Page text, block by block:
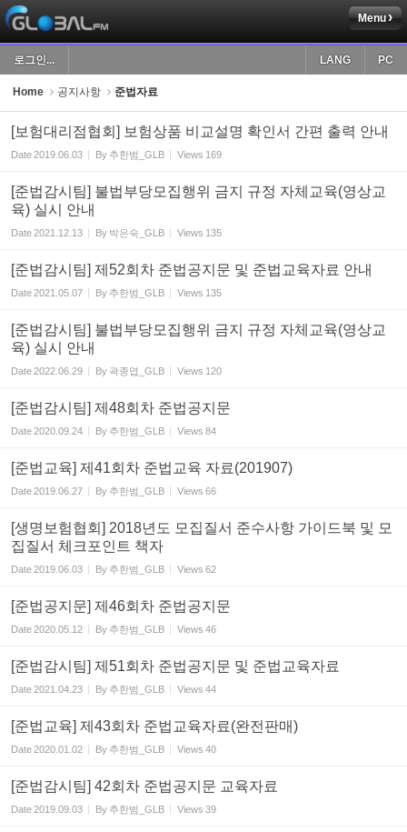
Menu
로그인... PC
LANG
Home 공지사항 준법자료
[보험대리점협회] 보험상품 비교설명 확인서 간편 출력 안내
Date2019.06.03 By 추한범_GLB Views 169
[준법감시팀] 불법부당모집행위 금지 규정 자체교육(영상교
육) 실시 안내
Date2021.12.13 By 박은숙_GLB Views 135
[준법감시팀] 제52회차 준법공지문 및 준법교육자료 안내
Date2021.05.07 By 추한범_GLB Views 135
[준법감시팀] 불법부당모집행위 금지 규정 자체교육(영상교
육) 실시 안내
Date2022.06.29 By 곽종엽_GLB Views 120
[준법감시팀] 제48회차 준법공지문
Date2020.09.24 By 추한범_GLB Views 84
[준법교육] 제41회차 준법교육 자료(201907)
Date2019.06.27 By 추한범_GLB Views 66
[생명보험협회] 2018년도 모집질서 준수사항 가이드북 및 모
집질서 체크포인트 책자
Date2019.06.03 By 추한범_GLB Views 62
[준법공지문] 제46회차 준법공지문
Date2020.05.12 By 추한범_GLB Views 46
[준법감시팀] 제51회차 준법공지문 및 준법교육자료
Date2021.04.23 By 추한범_GLB Views 44
[준법교육] 제43회차 준법교육자료(완전판매)
Date2020.01.02 By 추한범_GLB Views 40
[준법감시팀] 42회차 준법공지문 교육자료
Date2019.09.03 By 추한범_GLB Views 39
Sketchbook5, 스케치북5
Sketchbook5, 스케치북5